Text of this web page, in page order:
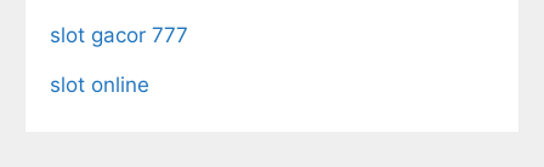
slot gacor 777
slot online